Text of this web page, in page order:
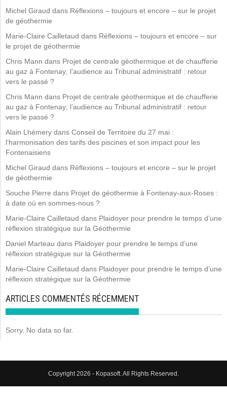
Michel Giraud dans Réflexions – toujours et encore – sur le projet
de géothermie
Marie-Claire Cailletaud dans Réflexions – toujours et encore – sur
le projet de géothermie
Chris Mann dans Projet de centrale géothermique et de chaufferie
au gaz à Fontenay; l’audience au Tribunal administratif : retour
vers le passé ?
Chris Mann dans Projet de centrale géothermique et de chaufferie
au gaz à Fontenay; l’audience au Tribunal administratif : retour
vers le passé ?
Alain Lhémery dans Conseil de Territoire du 27 mai :
l’harmonisation des tarifs des piscines et son impact pour les
Fontenaisiens
Michel Giraud dans Réflexions – toujours et encore – sur le projet
de géothermie
Souche Pierre dans Projet de géothermie à Fontenay-aux-Roses :
à date où en sommes-nous ?
Marie-Claire Cailletaud dans Plaidoyer pour prendre le temps d’une
réflexion stratégique sur la Géothermie
Daniel Marteau dans Plaidoyer pour prendre le temps d’une
réflexion stratégique sur la Géothermie
Marie-Claire Cailletaud dans Plaidoyer pour prendre le temps d’une
réflexion stratégique sur la Géothermie
ARTICLES COMMENTÉS RÉCEMMENT
Sorry. No data so far.
Copyright 2026 - Kopasoft. All Rights Reserved.